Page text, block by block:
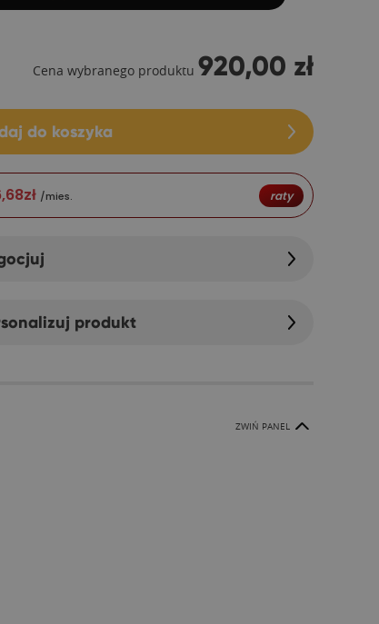
Cena wybranego produktu 920,00 zł
do koszyka
zł /mies. raty
produkt
ZWIŃ PANEL